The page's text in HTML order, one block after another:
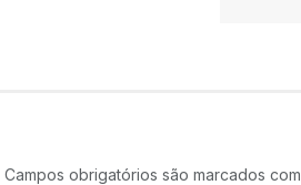
Campos obrigatórios são marcados com